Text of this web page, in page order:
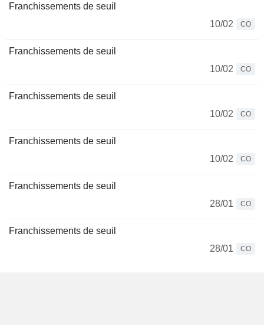
Franchissements de seuil
10/02
CO
Franchissements de seuil
10/02
CO
Franchissements de seuil
10/02
CO
Franchissements de seuil
10/02
CO
Franchissements de seuil
28/01
CO
Franchissements de seuil
28/01
CO